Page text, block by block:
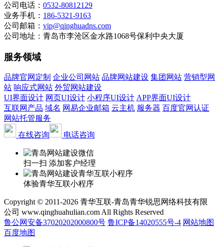
公司电话： 0532-80812129
业务手机： 186-5321-9163
公司邮箱： vip@qinghuadns.com
公司地址：青岛市李沧区金水路1068号保利中央大厦
服务领域
品牌官网定制 企业公司网站 品牌网站建设 集团网站 营销型网
站 响应式网站 外贸网站建设
UI界面设计 网页UI设计 小程序UI设计 APP界面UI设计
互联网产品 域名 网易企业邮箱 云主机 服务器 百度官网认证
网站托管服务
在线咨询
电话咨询
扫一扫 添加客户经理
体验青华互联小程序
Copyright © 2011-2026 青华互联-青岛青华锐思网络科技有限
公司 www.qinghuahulian.com All Rights Reserved
鲁公网安备37020202000800号 鲁ICP备14020555号-4 网站地图
百度地图